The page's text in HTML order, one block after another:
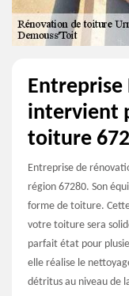
Entreprise
intervient
toiture
Entreprise de
région 67280. Son
forme de toiture.
votre toiture sera
parfait état pour
elle réalise le
détritus au niveau de